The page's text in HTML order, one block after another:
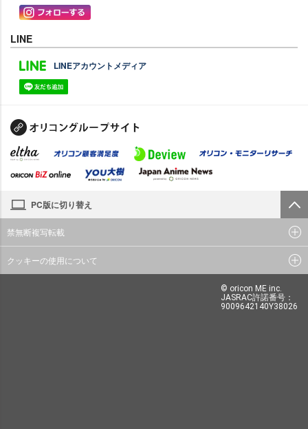
LINE
LINEアカウントメディア
PC版に切り替え
禁無断複写転載
クッキーの使用について
© oricon ME inc.
JASRAC許諾番号：
9009642140Y38026